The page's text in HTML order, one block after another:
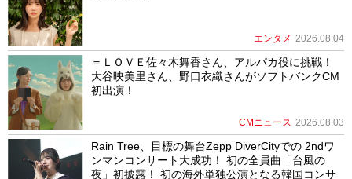
エンタメ 2026.08.04
＝ＬＯＶＥ佐々木舞香さん、アルパカ役に挑戦！
大谷映美里さん、野口衣織さんがソフトバンクCM
初出演！
CMニュース 2026.08.03
Rain Tree、目標の舞台Zepp DiverCityでの 2ndワ
ンマンコンサート大成功！ 初の全員曲「台風の
夜」初披露！ 初の海外単独公演となる韓国コンサ